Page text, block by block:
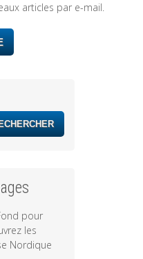
articles par e-mail.
pour
les
Nordique